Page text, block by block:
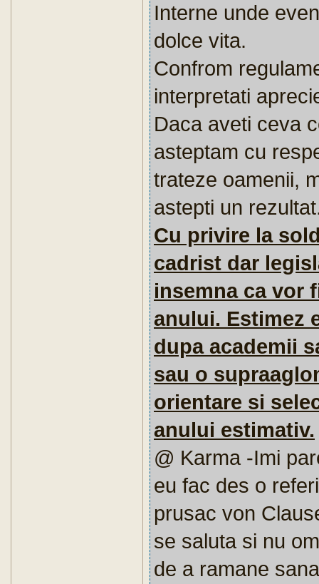
Interne unde
dolce vita.
Confrom
interpretati
Daca aveti ceva
asteptam cu
trateze oamenii,
astepti un
Cu privire la
cadrist dar
insemna ca vor
anului. Estimez
dupa academii
sau o
orientare si
anului estimativ.
@ Karma -Imi
eu fac des o
prusac von
se saluta si nu
de a ramane